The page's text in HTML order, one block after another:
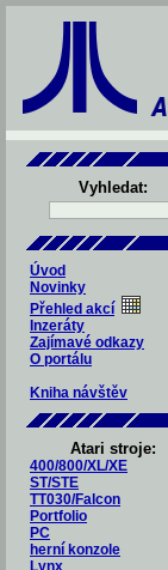
Vyhledat:
Úvod
Novinky
Přehled akcí
Inzeráty
Zajímavé odkazy
O portálu
Kniha návštěv
Atari stroje:
400/800/XL/XE
ST/STE
TT030/Falcon
Portfolio
PC
herní konzole
Lynx